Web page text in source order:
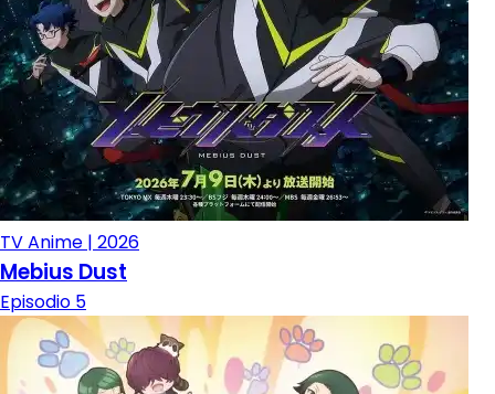
TV Anime | 2026
Mebius Dust
Episodio 5